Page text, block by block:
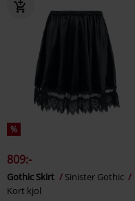
%
809:-
Gothic Skirt
Sinister Gothic
Kort kjol